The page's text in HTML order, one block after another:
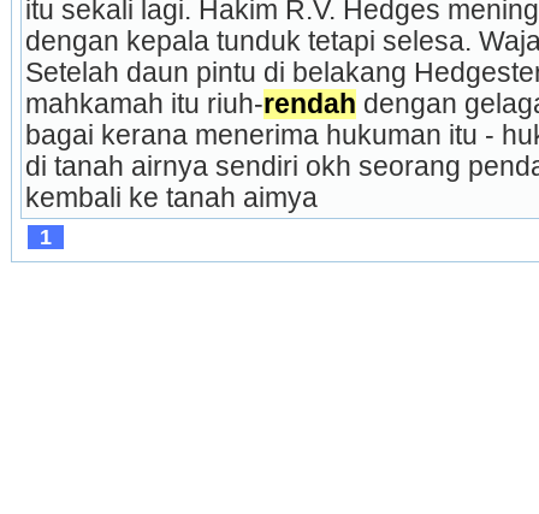
itu sekali lagi. Hakim R.V. Hedges
dengan kepala tunduk tetapi selesa.
Setelah daun pintu di belakang
mahkamah itu riuh-rendah dengan
bagai kerana menerima hukuman itu -
di tanah airnya sendiri okh seorang
kembali ke tanah aimya
1